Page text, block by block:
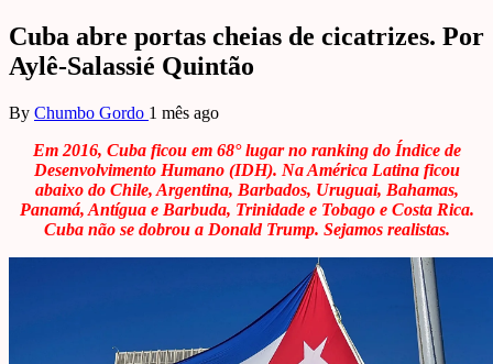
Cuba abre portas cheias de cicatrizes. Por
Aylê-Salassié Quintão
By Chumbo Gordo 1 mês ago
Em 2016, Cuba ficou em 68° lugar no ranking do Índice de
Desenvolvimento Humano (IDH). Na América Latina ficou
abaixo do Chile, Argentina, Barbados, Uruguai, Bahamas,
Panamá, Antígua e Barbuda, Trinidade e Tobago e Costa Rica.
Cuba não se dobrou a Donald Trump. Sejamos realistas.